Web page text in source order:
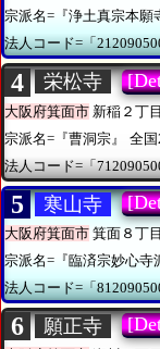
宗派名=『浄土真宗本願
法人コード=「
4 栄松寺
大阪府箕面市 新稲２丁
宗派名=『曹洞宗』
全国
法人コード=「
5 寒山寺
大阪府箕面市 箕面８丁
宗派名=『臨済宗妙心寺
法人コード=「
6 願正寺